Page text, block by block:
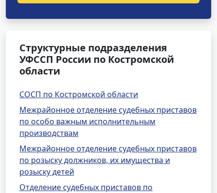
Структурные подразделения
УФССП России по Костромской
области
СОСП по Костромской области
Межрайонное отделение судебных приставов
по особо важным исполнительным
производствам
Межрайонное отделение судебных приставов
по розыску должников, их имущества и
розыску детей
Отделение судебных приставов по